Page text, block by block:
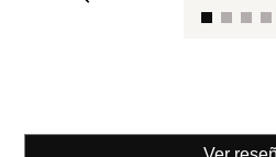
Set de collares de piedras y